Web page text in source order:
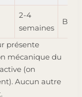
2-4
semaines
présente
mécanique du
(on
Aucun autre